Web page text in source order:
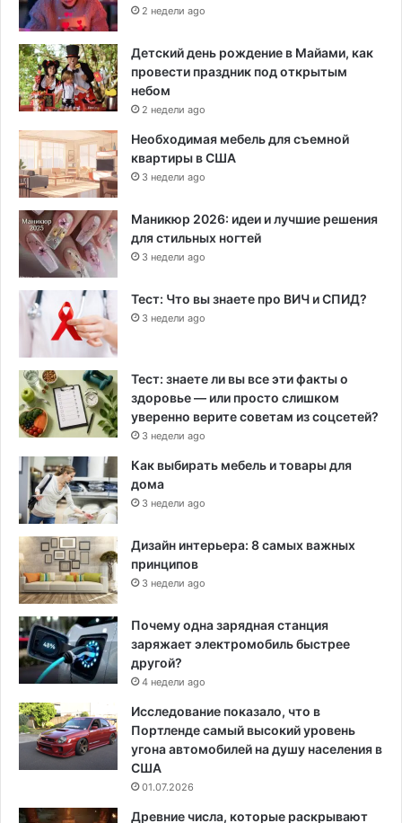
2 недели ago
Детский день рождение в Майами, как
провести праздник под открытым
небом
2 недели ago
Необходимая мебель для съемной
квартиры в США
3 недели ago
Маникюр 2026: идеи и лучшие решения
для стильных ногтей
3 недели ago
Тест: Что вы знаете про ВИЧ и СПИД?
3 недели ago
Тест: знаете ли вы все эти факты о
здоровье — или просто слишком
уверенно верите советам из соцсетей?
3 недели ago
Как выбирать мебель и товары для
дома
3 недели ago
Дизайн интерьера: 8 самых важных
принципов
3 недели ago
Почему одна зарядная станция
заряжает электромобиль быстрее
другой?
4 недели ago
Исследование показало, что в
Портленде самый высокий уровень
угона автомобилей на душу населения в
США
01.07.2026
Древние числа, которые раскрывают